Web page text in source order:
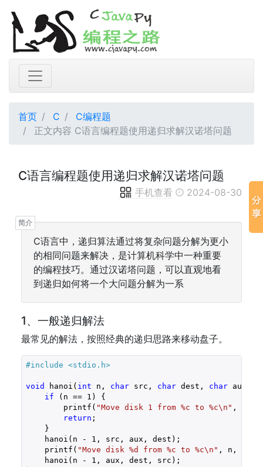
首页 C
C编程题
正文内容 C语言编程题使用递归求解汉诺塔问题
C语言编程题使用递归求解汉诺塔问题
手机查看 2024-08-30
C语言中，递归算法通过将复杂问题分解为更小
的相同问题来解决，是计算机科学中一种重要
的编程技巧。通过汉诺塔问题，可以直观地看
到递归如何将一个大问题分解为一系
1、一般递归解法
最常见的解法，按照经典的递归思路来移动盘子。
#include <stdio.h>
void hanoi( int n, char src, char dest, char aux) {
if (n == 1 ) {
        printf(
"Move disk 1 from %c to %c\n" , src,
return ;
    }
    hanoi(n -
1 , src, aux, dest);
    printf(
"Move disk %d from %c to %c\n" , n, src,
    hanoi(n -
1 , aux, dest, src);